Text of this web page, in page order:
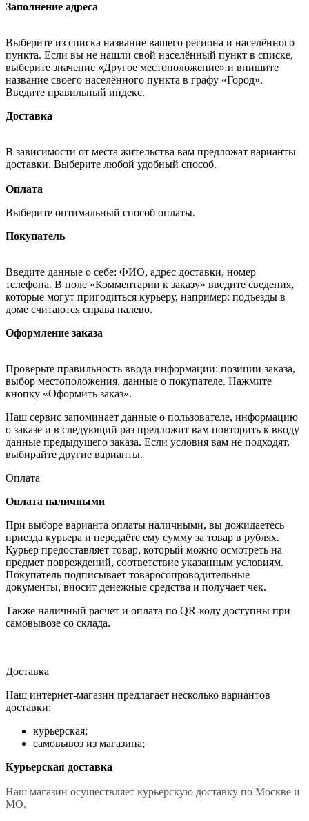
Заполнение адреса
Выберите из списка название вашего региона и населённого
пункта. Если вы не нашли свой населённый пункт в списке,
выберите значение «Другое местоположение» и впишите
название своего населённого пункта в графу «Город».
Введите правильный индекс.
Доставка
В зависимости от места жительства вам предложат варианты
доставки. Выберите любой удобный способ.
Оплата
Выберите оптимальный способ оплаты.
Покупатель
Введите данные о себе: ФИО, адрес доставки, номер
телефона. В поле «Комментарии к заказу» введите сведения,
которые могут пригодиться курьеру, например: подъезды в
доме считаются справа налево.
Оформление заказа
Проверьте правильность ввода информации: позиции заказа,
выбор местоположения, данные о покупателе. Нажмите
кнопку «Оформить заказ».
Наш сервис запоминает данные о пользователе, информацию
о заказе и в следующий раз предложит вам повторить к вводу
данные предыдущего заказа. Если условия вам не подходят,
выбирайте другие варианты.
Оплата
Оплата наличными
При выборе варианта оплаты наличными, вы дожидаетесь
приезда курьера и передаёте ему сумму за товар в рублях.
Курьер предоставляет товар, который можно осмотреть на
предмет повреждений, соответствие указанным условиям.
Покупатель подписывает товаросопроводительные
документы, вносит денежные средства и получает чек.
Также наличный расчет и оплата по QR-коду доступны при
самовывозе со склада.
Доставка
Наш интернет-магазин предлагает несколько вариантов
доставки:
курьерская;
самовывоз из магазина;
Курьерская доставка
Наш магазин осуществляет курьерскую доставку по Москве и
МО.